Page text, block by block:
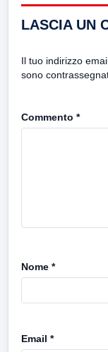
LASCIA UN
Il tuo indirizzo
sono
Commento *
Nome *
Email *